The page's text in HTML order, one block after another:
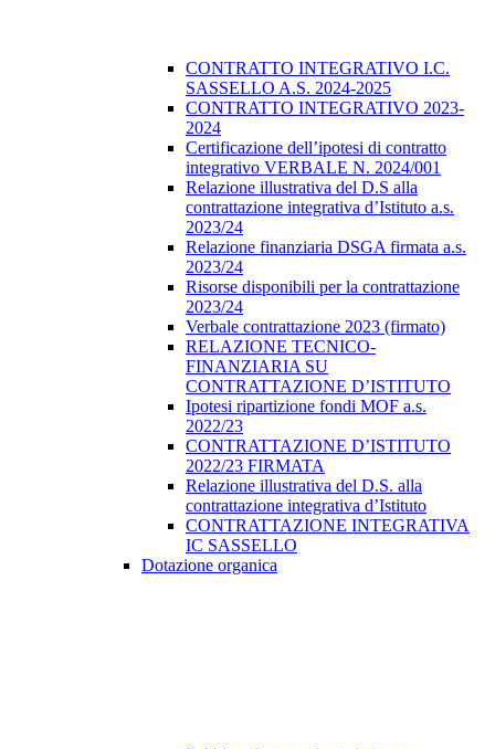
CONTRATTO INTEGRATIVO I.C.
SASSELLO A.S. 2024-2025
CONTRATTO INTEGRATIVO 2023-
2024
Certificazione dell’ipotesi di contratto
integrativo VERBALE N. 2024/001
Relazione illustrativa del D.S alla
contrattazione integrativa d’Istituto a.s.
2023/24
Relazione finanziaria DSGA firmata a.s.
2023/24
Risorse disponibili per la contrattazione
2023/24
Verbale contrattazione 2023 (firmato)
RELAZIONE TECNICO-
FINANZIARIA SU
CONTRATTAZIONE D’ISTITUTO
Ipotesi ripartizione fondi MOF a.s.
2022/23
CONTRATTAZIONE D’ISTITUTO
2022/23 FIRMATA
Relazione illustrativa del D.S. alla
contrattazione integrativa d’Istituto
CONTRATTAZIONE INTEGRATIVA
IC SASSELLO
Dotazione organica